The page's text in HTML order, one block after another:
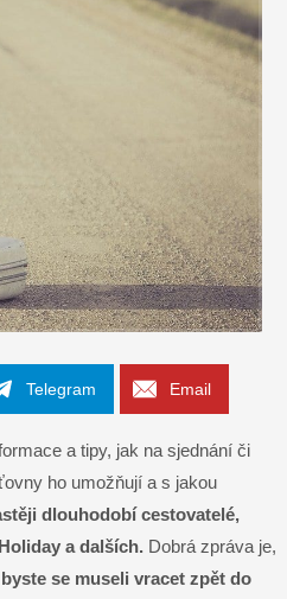
Telegram Email
a tipy, jak na sjednání či
ho umožňují a s jakou
dlouhodobí cestovatelé,
a dalších. Dobrá zpráva je,
se museli vracet zpět do